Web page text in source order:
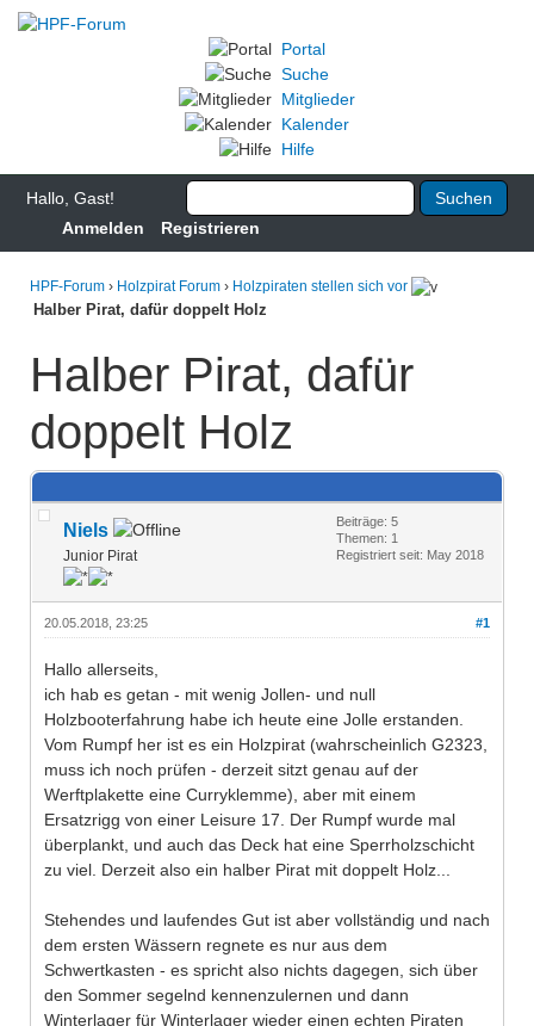
Portal
Suche
Mitglieder
Kalender
Hilfe
Hallo, Gast!
Anmelden
Registrieren
HPF-Forum › Holzpirat Forum › Holzpiraten stellen sich vor
Halber Pirat, dafür doppelt Holz
Halber Pirat, dafür
doppelt Holz
Niels
Junior Pirat
Beiträge: 5
Themen: 1
Registriert seit: May 2018
#1
20.05.2018, 23:25
Hallo allerseits,
ich hab es getan - mit wenig Jollen- und null
Holzbooterfahrung habe ich heute eine Jolle erstanden.
Vom Rumpf her ist es ein Holzpirat (wahrscheinlich G2323,
muss ich noch prüfen - derzeit sitzt genau auf der
Werftplakette eine Curryklemme), aber mit einem
Ersatzrigg von einer Leisure 17. Der Rumpf wurde mal
überplankt, und auch das Deck hat eine Sperrholzschicht
zu viel. Derzeit also ein halber Pirat mit doppelt Holz...
Stehendes und laufendes Gut ist aber vollständig und nach
dem ersten Wässern regnete es nur aus dem
Schwertkasten - es spricht also nichts dagegen, sich über
den Sommer segelnd kennenzulernen und dann
Winterlager für Winterlager wieder einen echten Piraten